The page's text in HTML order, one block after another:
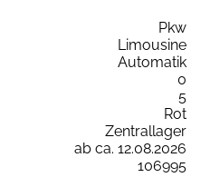
Pkw
Limousine
Automatik
0
5
Rot
Zentrallager
ab ca. 12.08.2026
106995